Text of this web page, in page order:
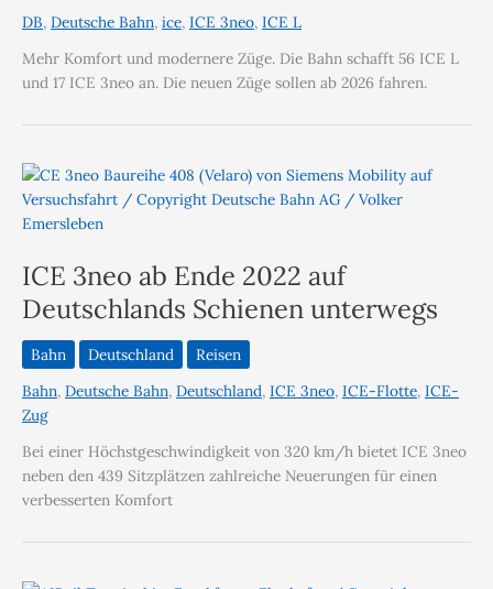
DB, Deutsche Bahn, ice, ICE 3neo, ICE L
Mehr Komfort und modernere Züge. Die Bahn schafft 56 ICE L
und 17 ICE 3neo an. Die neuen Züge sollen ab 2026 fahren.
ICE 3neo ab Ende 2022 auf
Deutschlands Schienen unterwegs
Bahn Deutschland
Reisen
Bahn, Deutsche Bahn, Deutschland, ICE 3neo, ICE-Flotte, ICE-
Zug
Bei einer Höchstgeschwindigkeit von 320 km/h bietet ICE 3neo
neben den 439 Sitzplätzen zahlreiche Neuerungen für einen
verbesserten Komfort